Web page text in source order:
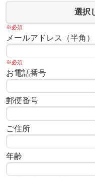
選択
※必須
メールアドレス（半角）
※必須
お電話番号
郵便番号
ご住所
年齢